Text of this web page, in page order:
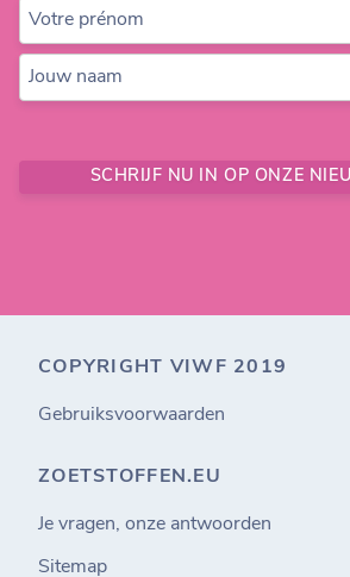
Votre prénom
Jouw naam
SCHRIJF NU IN OP ONZE
COPYRIGHT VIWF 2019
Gebruiksvoorwaarden
ZOETSTOFFEN.EU
Je vragen, onze antwoorden
Sitemap